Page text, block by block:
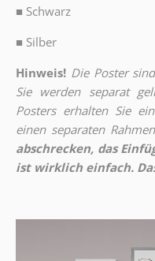
■ Schwarz
■ Silber
Hinweis! Die Poster
Sie werden separat
Posters erhalten Sie
einen separaten
abschrecken, das
ist wirklich einfach.